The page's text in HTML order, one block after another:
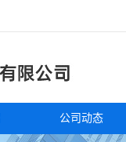
公司动态